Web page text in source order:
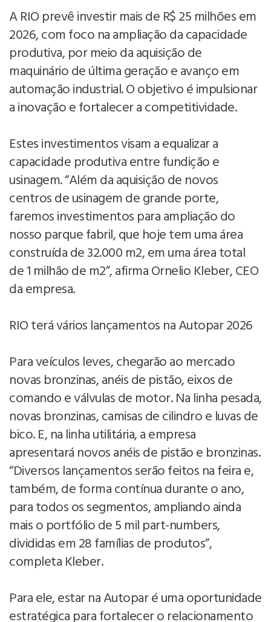
A RIO prevê investir mais de R$ 25 milhões em
2026, com foco na ampliação da capacidade
produtiva, por meio da aquisição de
maquinário de última geração e avanço em
automação industrial. O objetivo é impulsionar
a inovação e fortalecer a competitividade.
Estes investimentos visam a equalizar a
capacidade produtiva entre fundição e
usinagem. “Além da aquisição de novos
centros de usinagem de grande porte,
faremos investimentos para ampliação do
nosso parque fabril, que hoje tem uma área
construída de 32.000 m2, em uma área total
de 1 milhão de m2”, afirma Ornelio Kleber, CEO
da empresa.
RIO terá vários lançamentos na Autopar 2026
Para veículos leves, chegarão ao mercado
novas bronzinas, anéis de pistão, eixos de
comando e válvulas de motor. Na linha pesada,
novas bronzinas, camisas de cilindro e luvas de
bico. E, na linha utilitária, a empresa
apresentará novos anéis de pistão e bronzinas.
“Diversos lançamentos serão feitos na feira e,
também, de forma contínua durante o ano,
para todos os segmentos, ampliando ainda
mais o portfólio de 5 mil part-numbers,
divididas em 28 famílias de produtos”,
completa Kleber.
Para ele, estar na Autopar é uma oportunidade
estratégica para fortalecer o relacionamento